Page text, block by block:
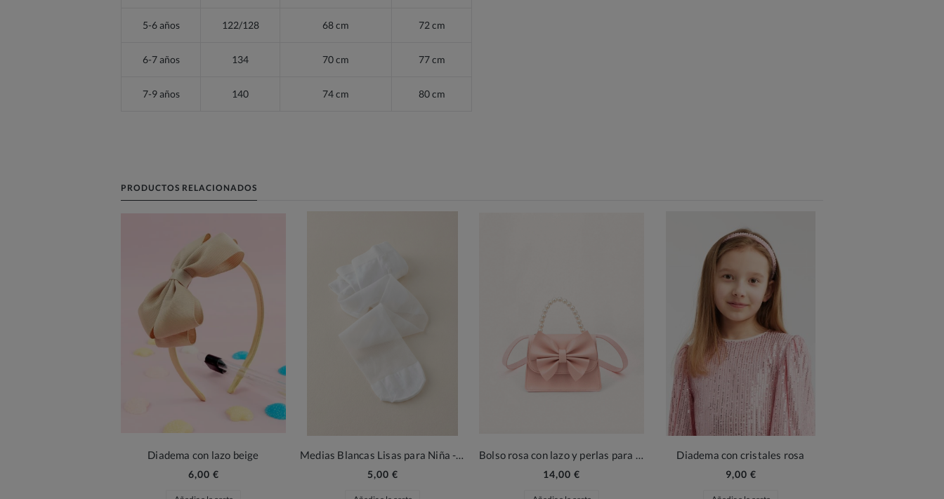
5-6 años 122/128 68 cm 72 cm
6-7 años 134 70 cm 77 cm
7-9 años 140 74 cm 80 cm
PRODUCTOS RELACIONADOS
Diadema con lazo beige
6,00 € 5,00 € 14,00 €
Diadema con cristales rosa
9,00 €